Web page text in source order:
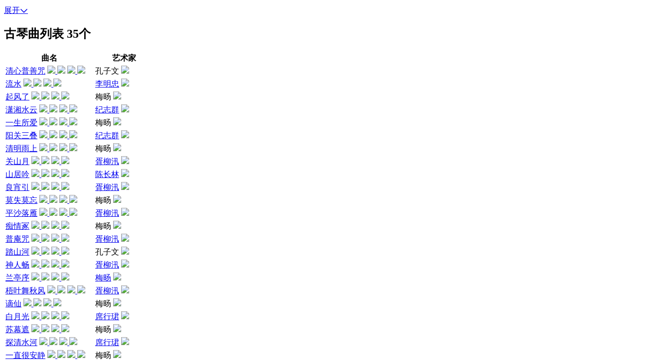
展开
古琴曲列表 35个
曲名
艺术家
清心普善咒
孔子文
流水
李明忠
起风了
梅旸
潇湘水云
纪志群
一生所爱
梅旸
阳关三叠
纪志群
清明雨上
梅旸
关山月
胥柳汛
山居吟
陈长林
良宵引
胥柳汛
莫失莫忘
梅旸
平沙落雁
胥柳汛
痴情冢
梅旸
普庵咒
胥柳汛
踏山河
孔子文
神人畅
胥柳汛
兰亭序
梅旸
梧叶舞秋风
胥柳汛
谪仙
梅旸
白月光
席行珺
苏幕遮
梅旸
探清水河
席行珺
一直很安静
梅旸